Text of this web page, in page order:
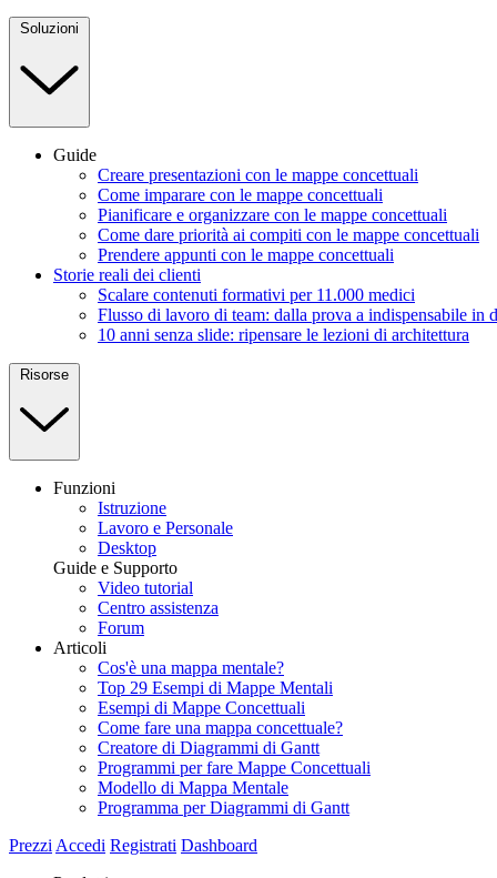
Soluzioni
Guide
Creare presentazioni con le mappe concettuali
Come imparare con le mappe concettuali
Pianificare e organizzare con le mappe concettuali
Come dare priorità ai compiti con le mappe concettuali
Prendere appunti con le mappe concettuali
Storie reali dei clienti
Scalare contenuti formativi per 11.000 medici
Flusso di lavoro di team: dalla prova a indispensabile in
10 anni senza slide: ripensare le lezioni di architettura
Risorse
Funzioni
Istruzione
Lavoro e Personale
Desktop
Guide e Supporto
Video tutorial
Centro assistenza
Forum
Articoli
Cos'è una mappa mentale?
Top 29 Esempi di Mappe Mentali
Esempi di Mappe Concettuali
Come fare una mappa concettuale?
Creatore di Diagrammi di Gantt
Programmi per fare Mappe Concettuali
Modello di Mappa Mentale
Programma per Diagrammi di Gantt
Prezzi Accedi Registrati Dashboard